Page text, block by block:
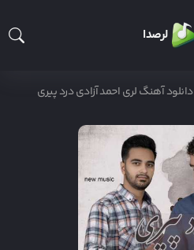
لرصدا
دانلود آهنگ لری احمد آزادی درد پیری